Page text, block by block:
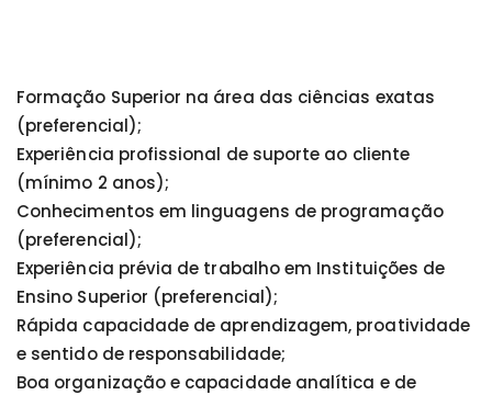
Formação Superior na área das ciências exatas
(preferencial);
Experiência profissional de suporte ao cliente
(mínimo 2 anos);
Conhecimentos em linguagens de programação
(preferencial);
Experiência prévia de trabalho em Instituições de
Ensino Superior (preferencial);
Rápida capacidade de aprendizagem, proatividade
e sentido de responsabilidade;
Boa organização e capacidade analítica e de